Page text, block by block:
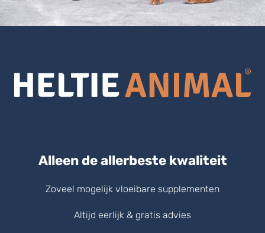
Alleen de allerbeste kwaliteit
Zoveel mogelijk vloeibare supplementen
Altijd eerlijk & gratis advies